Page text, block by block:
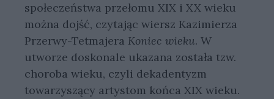
społeczeństwa przełomu XIX i XX wieku
można dojść, czytając wiersz Kazimierza
Przerwy-Tetmajera Koniec wieku. W
utworze doskonale ukazana została tzw.
choroba wieku, czyli dekadentyzm
towarzyszący artystom końca XIX wieku.